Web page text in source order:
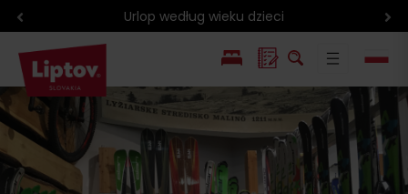
Urlop według wieku dzieci
EN
SK